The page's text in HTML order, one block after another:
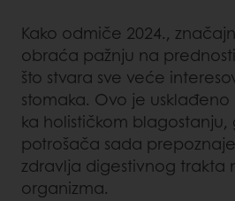
Kako odmiče 2024.,
obraća pažnju na
što stvara sve veće
stomaka. Ovo je
ka holističkom blagostanju,
potrošača sada
zdravlja digestivnog trakta
organizma.